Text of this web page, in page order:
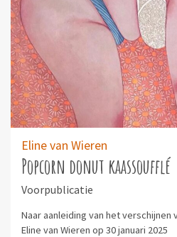
Eline van Wieren
Popcorn donut kaassoufflé
Voorpublicatie
Naar aanleiding van het verschijnen
Eline van Wieren op 30 januari 2025